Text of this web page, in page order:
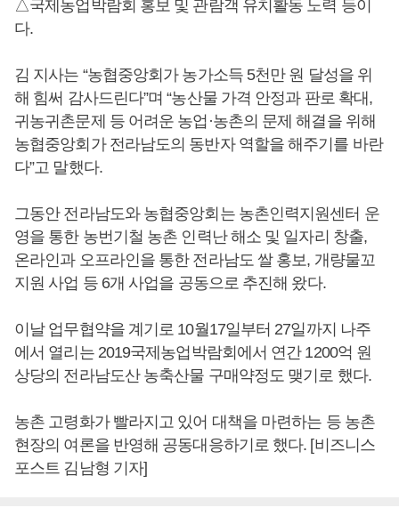
△국제농업박람회 홍보 및 관람객 유치활동 노력 등이
다.
김 지사는 “농협중앙회가 농가소득 5천만 원 달성을 위
해 힘써 감사드린다”며 “농산물 가격 안정과 판로 확대,
귀농귀촌문제 등 어려운 농업·농촌의 문제 해결을 위해
농협중앙회가 전라남도의 동반자 역할을 해주기를 바란
다”고 말했다.
그동안 전라남도와 농협중앙회는 농촌인력지원센터 운
영을 통한 농번기철 농촌 인력난 해소 및 일자리 창출,
온라인과 오프라인을 통한 전라남도 쌀 홍보, 개량물꼬
지원 사업 등 6개 사업을 공동으로 추진해 왔다.
이날 업무협약을 계기로 10월17일부터 27일까지 나주
에서 열리는 2019국제농업박람회에서 연간 1200억 원
상당의 전라남도산 농축산물 구매약정도 맺기로 했다.
농촌 고령화가 빨라지고 있어 대책을 마련하는 등 농촌
현장의 여론을 반영해 공동대응하기로 했다. [비즈니스
포스트 김남형 기자]